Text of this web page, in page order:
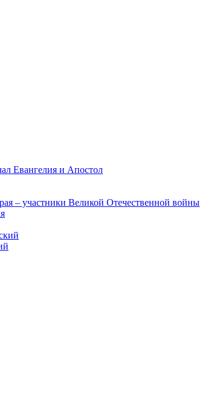
Евангелия и Апостол
– участники Великой Отечественной войны